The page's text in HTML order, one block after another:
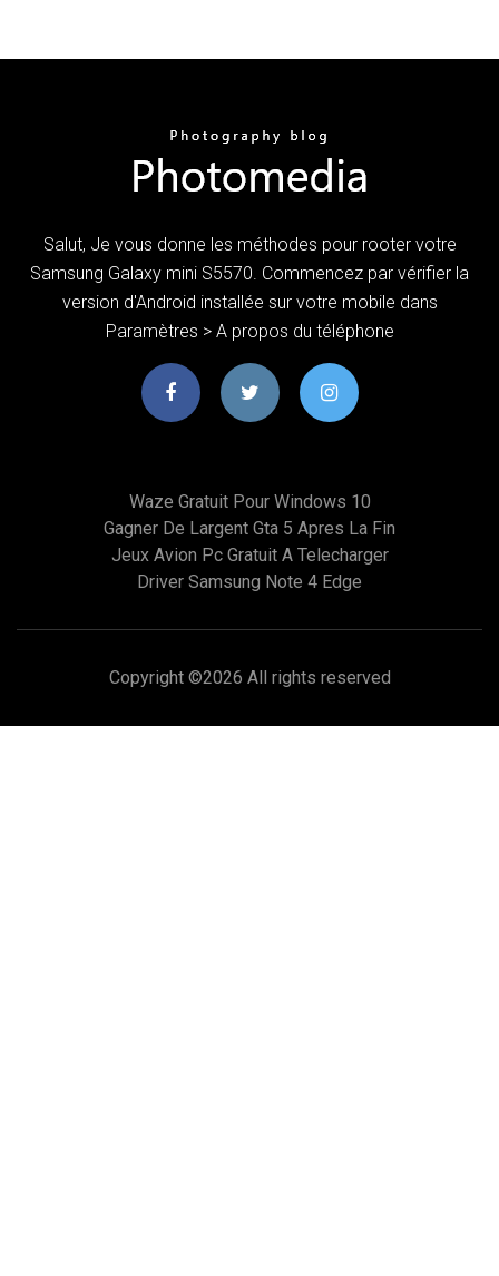
Salut, Je vous donne les méthodes pour rooter votre
Samsung Galaxy mini S5570. Commencez par vérifier la
version d'Android installée sur votre mobile dans
Paramètres > A propos du téléphone
Waze Gratuit Pour Windows 10
Gagner De Largent Gta 5 Apres La Fin
Jeux Avion Pc Gratuit A Telecharger
Driver Samsung Note 4 Edge
Copyright ©2026 All rights reserved